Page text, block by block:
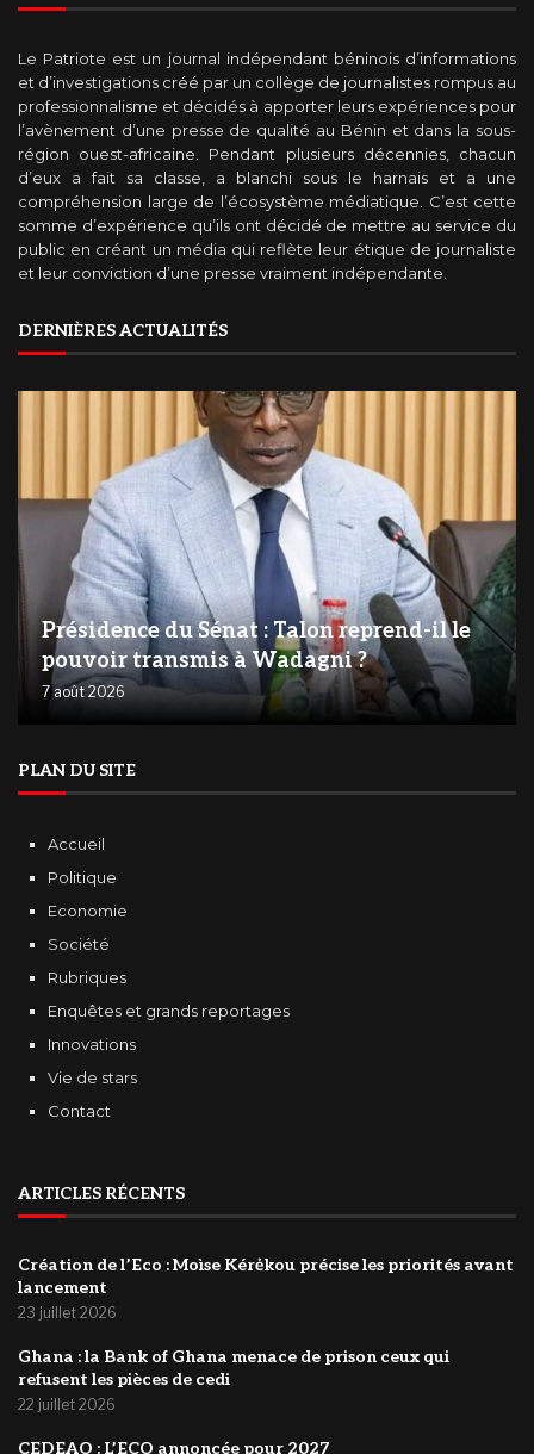
Le Patriote est un journal indépendant béninois d’informations
et d’investigations créé par un collège de journalistes rompus au
professionnalisme et décidés à apporter leurs expériences pour
l’avènement d’une presse de qualité au Bénin et dans la sous-
région ouest-africaine. Pendant plusieurs décennies, chacun
d’eux a fait sa classe, a blanchi sous le harnais et a une
compréhension large de l’écosystème médiatique. C’est cette
somme d’expérience qu’ils ont décidé de mettre au service du
public en créant un média qui reflète leur étique de journaliste
et leur conviction d’une presse vraiment indépendante.
DERNIÈRES ACTUALITÉS
Présidence du Sénat : Talon reprend-il le
pouvoir transmis à Wadagni ?
7 août 2026
PLAN DU SITE
Accueil
Politique
Economie
Société
Rubriques
Enquêtes et grands reportages
Innovations
Vie de stars
Contact
ARTICLES RÉCENTS
Création de l’Eco : Moìse Kérėkou précise les priorités avant
lancement
23 juillet 2026
‎Ghana : la Bank of Ghana menace de prison ceux qui
refusent les pièces de cedi
22 juillet 2026
‎CEDEAO : L’ECO annoncée pour 2027